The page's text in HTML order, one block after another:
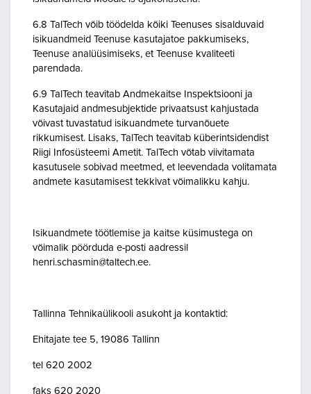
6.8 TalTech võib töödelda kõiki Teenuses sisalduvaid
isikuandmeid Teenuse kasutajatoe pakkumiseks,
Teenuse analüüsimiseks, et Teenuse kvaliteeti
parendada.
6.9 TalTech teavitab Andmekaitse Inspektsiooni ja
Kasutajaid andmesubjektide privaatsust kahjustada
võivast tuvastatud isikuandmete turvanõuete
rikkumisest. Lisaks, TalTech teavitab küberintsidendist
Riigi Infosüsteemi Ametit. TalTech võtab viivitamata
kasutusele sobivad meetmed, et leevendada volitamata
andmete kasutamisest tekkivat võimalikku kahju.
Isikuandmete töötlemise ja kaitse küsimustega on
võimalik pöörduda e-posti aadressil
henri.schasmin@taltech.ee.
Tallinna Tehnikaülikooli asukoht ja kontaktid:
Ehitajate tee 5, 19086 Tallinn
tel 620 2002
faks 620 2020